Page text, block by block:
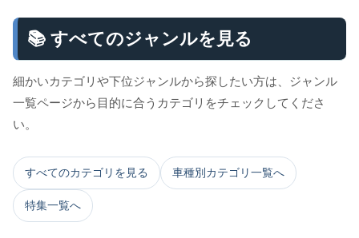
📚 すべてのジャンルを見る
細かいカテゴリや下位ジャンルから探したい方は、ジャンル
一覧ページから目的に合うカテゴリをチェックしてくださ
い。
すべてのカテゴリを見る 車種別カテゴリ一覧へ
特集一覧へ